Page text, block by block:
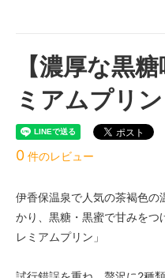
【濃厚な黒
ミアムプリ
0 件のレビュー
伊香保温泉で人気の茶褐色の
かり、黒糖・黒蜜で甘みをつ
レミアムプリン」